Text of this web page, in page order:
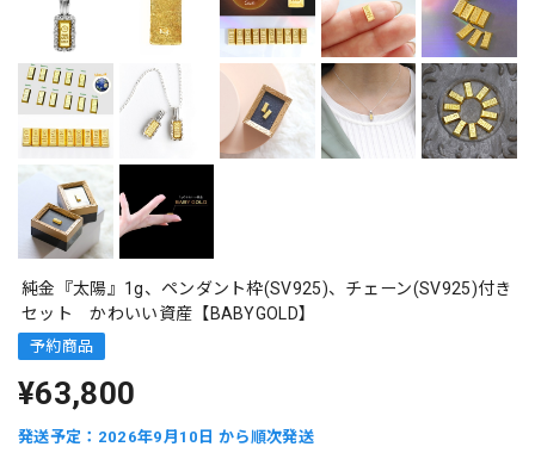
純金『太陽』1g、ペンダント枠(SV925)、チェーン(SV925)付き
セット かわいい資産【BABYGOLD】
予約商品
¥63,800
発送予定：2026年9月10日 から順次発送